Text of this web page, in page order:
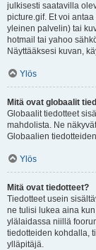
julkisesti saatavilla
picture.gif. Et voi
yleinen palvelin) tai
hotmail tai yahoo
Näyttääksesi kuvan,
Ylös
Mitä ovat globaalit
Globaalit tiedotteet
mahdolista. Ne
Globaalien
Ylös
Mitä ovat tiedotteet?
Tiedotteet usein
ne tulisi lukea aina
ylälaidassa niillä
tiedotteiden kohdalla,
ylläpitäjä.